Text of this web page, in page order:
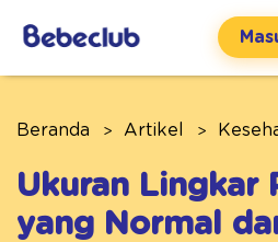
Beranda Artikel
Ukuran Lingkar
yang Normal